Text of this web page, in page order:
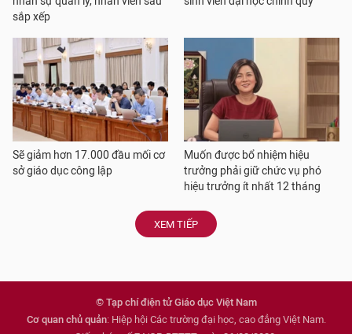
sắp xếp
Sẽ giảm hơn 17.000 đầu mối cơ
sở giáo dục công lập
Muốn được bổ nhiệm hiệu
trưởng phải giữ chức vụ phó
hiệu trưởng ít nhất 12 tháng
XEM TIẾP
© Tạp chí điện tử Giáo dục Việt Nam
Cơ quan chủ quản: Hiệp hội Các trường đại học, cao đẳng Việt Nam.